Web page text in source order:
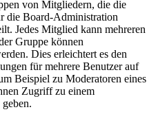
von Mitgliedern, die die
die Board-Administration
Jedes Mitglied kann mehreren
Gruppe können
Dies erleichtert es den
für mehrere Benutzer auf
Beispiel zu Moderatoren eines
Zugriff zu einem